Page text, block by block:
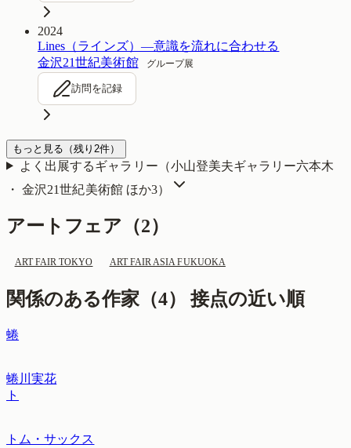
2024
Lines（ラインズ）—意識を流れに合わせる
金沢21世紀美術館
グループ展
訪問を記録
もっと見る （残り 2件）
よく出展するギャラリー（小山登美夫ギャラリー六本木
・ 金沢21世紀美術館ほか3）
アートフェア（2）
ART FAIR TOKYO ART FAIR ASIA FUKUOKA
関係のある作家（4） 接点の近い順
蜷
蜷川実花
ト
トム・サックス